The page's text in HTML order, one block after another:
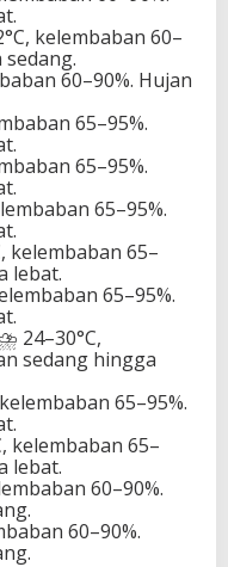
kelembaban 60–
60–90%. Hujan
65–95%.
65–95%.
65–95%.
kelembaban 65–
lebat.
65–95%.
24–30°C,
sedang hingga
65–95%.
kelembaban 65–
lebat.
60–90%.
60–90%.